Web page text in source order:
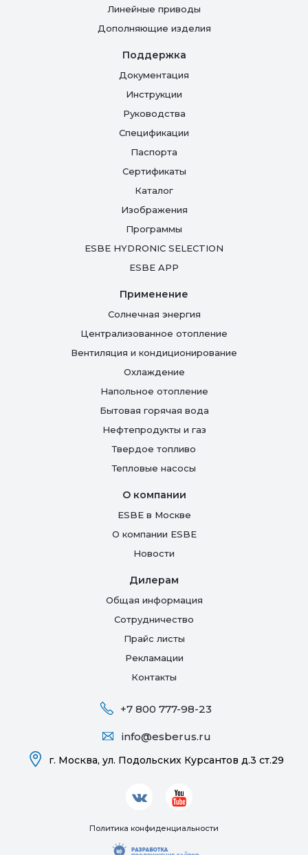
Линейные приводы
Дополняющие изделия
Поддержка
Документация
Инструкции
Руководства
Спецификации
Паспорта
Сертификаты
Каталог
Изображения
Программы
ESBE HYDRONIC SELECTION
ESBE APP
Применение
Солнечная энергия
Централизованное отопление
Вентиляция и кондиционирование
Oхлаждение
Напольное отопление
Бытовая горячая вода
Нефтепродукты и газ
Твердое топливо
Тепловые насосы
О компании
ESBE в Москве
О компании ESBE
Новости
Дилерам
Общая информация
Сотрудничество
Прайс листы
Рекламации
Контакты
+7 800 777-98-23
info@esberus.ru
г. Москва, ул. Подольских Курсантов д.3 ст.29
Политика конфиденциальности